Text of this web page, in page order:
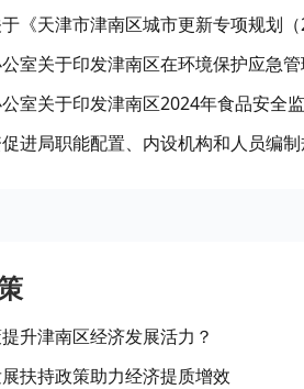
《天津市津南区城市更新专项规划
室关于印发津南区2024年食品安全
进局职能配置、内设机构和人员编
升津南区经济发展活力？
扶持政策助力经济提质增效